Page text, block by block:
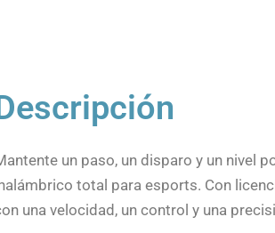
un paso, un disparo y un nivel
total para esports. Con
una velocidad, un control y una